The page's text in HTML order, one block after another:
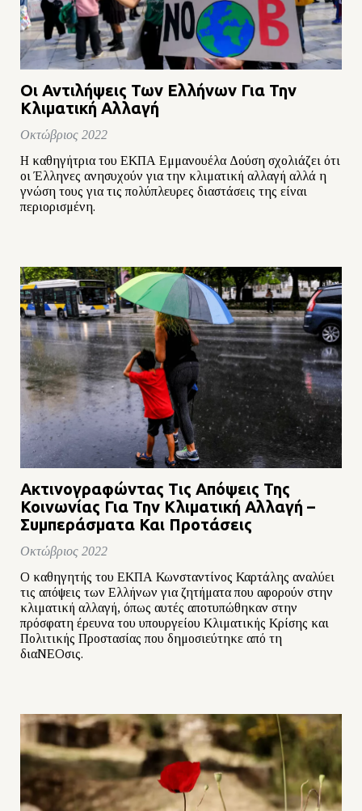
Οι Αντιλήψεις Των Ελλήνων Για Την
Κλιματική Αλλαγή
Οκτώβριος 2022
H καθηγήτρια του ΕΚΠΑ Εμμανουέλα Δούση σχολιάζει ότι
οι Έλληνες ανησυχούν για την κλιματική αλλαγή αλλά η
γνώση τους για τις πολύπλευρες διαστάσεις της είναι
περιορισμένη.
Ακτινογραφώντας Τις Απόψεις Της
Κοινωνίας Για Την Κλιματική Αλλαγή –
Συμπεράσματα Και Προτάσεις
Οκτώβριος 2022
Ο καθηγητής του ΕΚΠΑ Κωνσταντίνος Καρτάλης αναλύει
τις απόψεις των Ελλήνων για ζητήματα που αφορούν στην
κλιματική αλλαγή, όπως αυτές αποτυπώθηκαν στην
πρόσφατη έρευνα του υπουργείου Κλιματικής Κρίσης και
Πολιτικής Προστασίας που δημοσιεύτηκε από τη
διαΝΕΟσις.